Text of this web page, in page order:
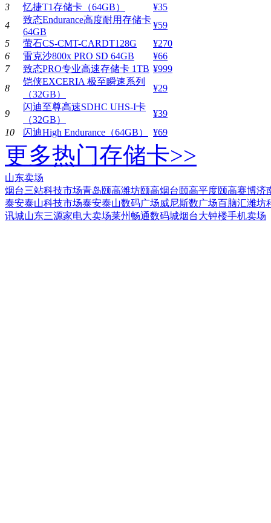
3
忆捷T1存储卡（64GB）
¥35
4
致态Endurance高度耐用存储卡
64GB
¥59
5
萤石CS-CMT-CARDT128G
¥270
6
雷克沙800x PRO SD 64GB
¥66
7
致态PRO专业高速存储卡 1TB ¥999
8
铠侠EXCERIA 极至瞬速系列
（32GB）
¥29
9
闪迪至尊高速SDHC UHS-I卡
（32GB）
¥39
10
闪迪High Endurance（64GB） ¥69
更多热门存储卡>>
山东卖场
烟台三站科技市场青岛颐高潍坊颐高烟台颐高平度颐高赛博济
泰安泰山科技市场泰安泰山数码广场威尼斯数广场百脑汇潍坊
讯城山东三源家电大卖场莱州畅通数码城烟台大钟楼手机卖场